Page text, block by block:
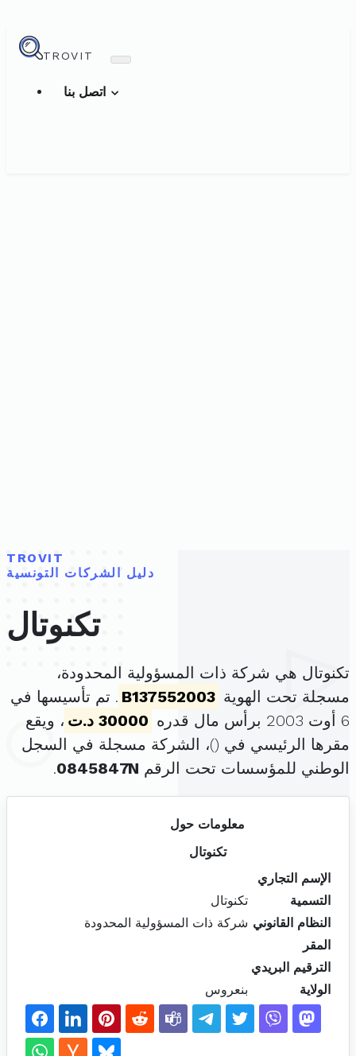
TROVIT
TROVIT
دليل الشركات التونسية
تكنوتال
تكنوتال هي شركة ذات المسؤولية المحدودة،
مسجلة تحت الهوية B137552003 . تم تأسيسها في
6 أوت 2003 برأس مال قدره
30000 د.ت
، ويقع
مقرها الرئيسي في ()، الشركة مسجلة في السجل
الوطني للمؤسسات تحت الرقم 0845847N
.
معلومات حول
تكنوتال
الإسم التجاري
التسمية
تكنوتال
النظام القانوني شركة ذات المسؤولية المحدودة
المقر
الترقيم البريدي
الولاية
بنعروس